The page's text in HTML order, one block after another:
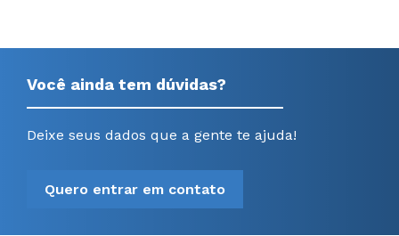
Você ainda tem dúvidas?
Deixe seus dados que a gente te ajuda!
Quero entrar em contato